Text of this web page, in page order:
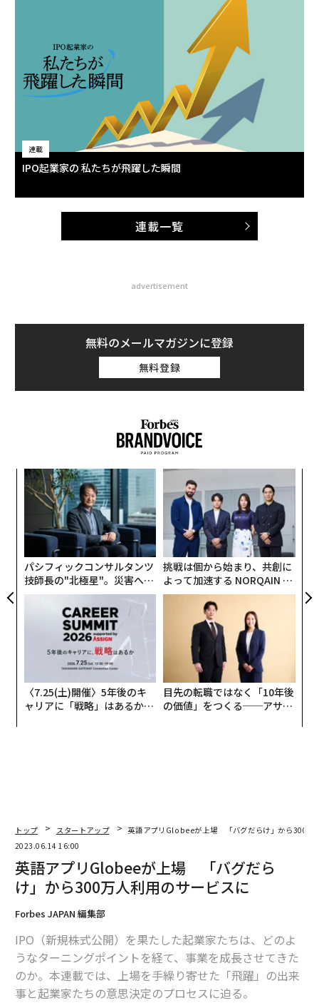
連載
IPO起業家の 私たちが飛躍した瞬間
連載一覧
advertisement
無料のメールマガジンに登録
無料登録
パシフィックコンサルタンツ
技師長の"北極星"。災害への
無力感を乗り越え見つけた、
防災一筋20年の答え
挑戦は個から始まり、共創に
よって加速する NORQAIN JA
PAN 特別座談会
〈7.25(土)開催〉5年後のキ
ャリアに「戦略」はあるか。
目先の転職ではなく「10年後
の価値」をつくる──アサイ
トップ スタートアップ
英語アプリGlobeeが上場 「バグだらけ」から300万
2023.06.14 16:00
英語アプリGlobeeが上場 「バグだら
け」から300万人利用のサービスに
Forbes JAPAN 編集部
IPO（新規株式公開）を果たした起業家たちは、どのよ
うなターニングポイントを経て、事業を成長させてきた
のか。本連載では、上場を手繰り寄せた「飛躍」の出来
事と起業家たちの意思決定のプロセスに迫る。